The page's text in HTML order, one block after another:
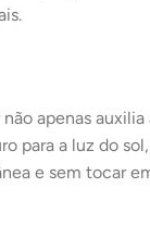
apenas
para a luz do
e sem tocar